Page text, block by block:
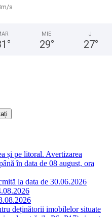
s
°
MIE
29°
J
27°
și pe litoral. Avertizarea
în data de 08 august, ora
la data de 30.06.2026
deținătorii imobilelor situate